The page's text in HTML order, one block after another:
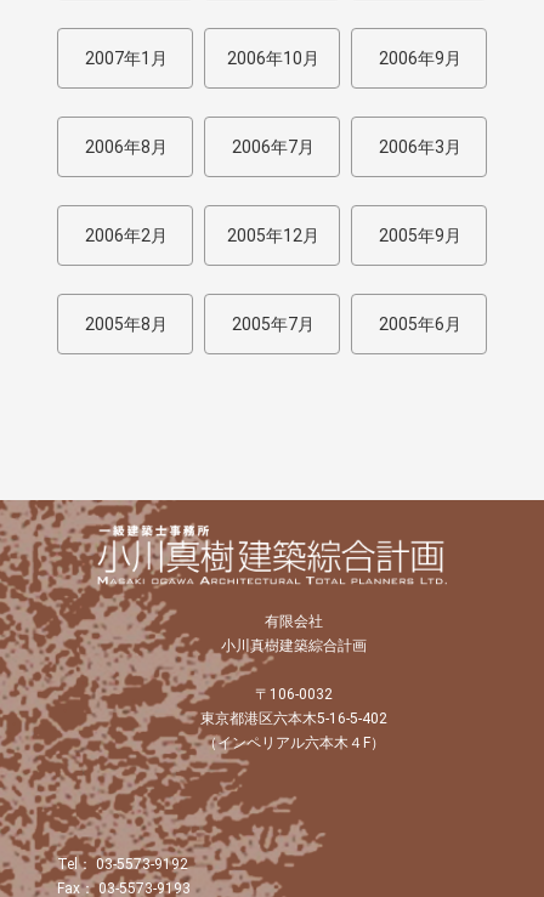
2007年1月 2006年10月 2006年9月
2006年8月 2006年7月 2006年3月
2006年2月 2005年12月 2005年9月
2005年8月 2005年7月 2005年6月
有限会社
小川真樹建築綜合計画
〒106-0032
東京都港区六本木5-16-5-402
（インペリアル六本木４F）
Tel： 03-5573-9192
Fax： 03-5573-9193